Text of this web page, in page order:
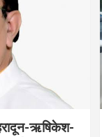
ऋषिकेश-